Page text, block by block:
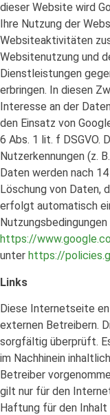
dieser Website wird
Ihre Nutzung der
Websiteaktivitäten
Websitenutzung und
Dienstleistungen
erbringen. In diesen
Interesse an der
den Einsatz von
6 Abs. 1 lit. f DSGVO.
Nutzerkennungen (z.
Daten werden nach
Löschung von Daten,
erfolgt automatisch
https://
unter https://
Links
Diese Internetseite
externen Betreibern.
sorgfältig überprüft.
im Nachhinein
Betreiber
gilt nur für den
Haftung für den